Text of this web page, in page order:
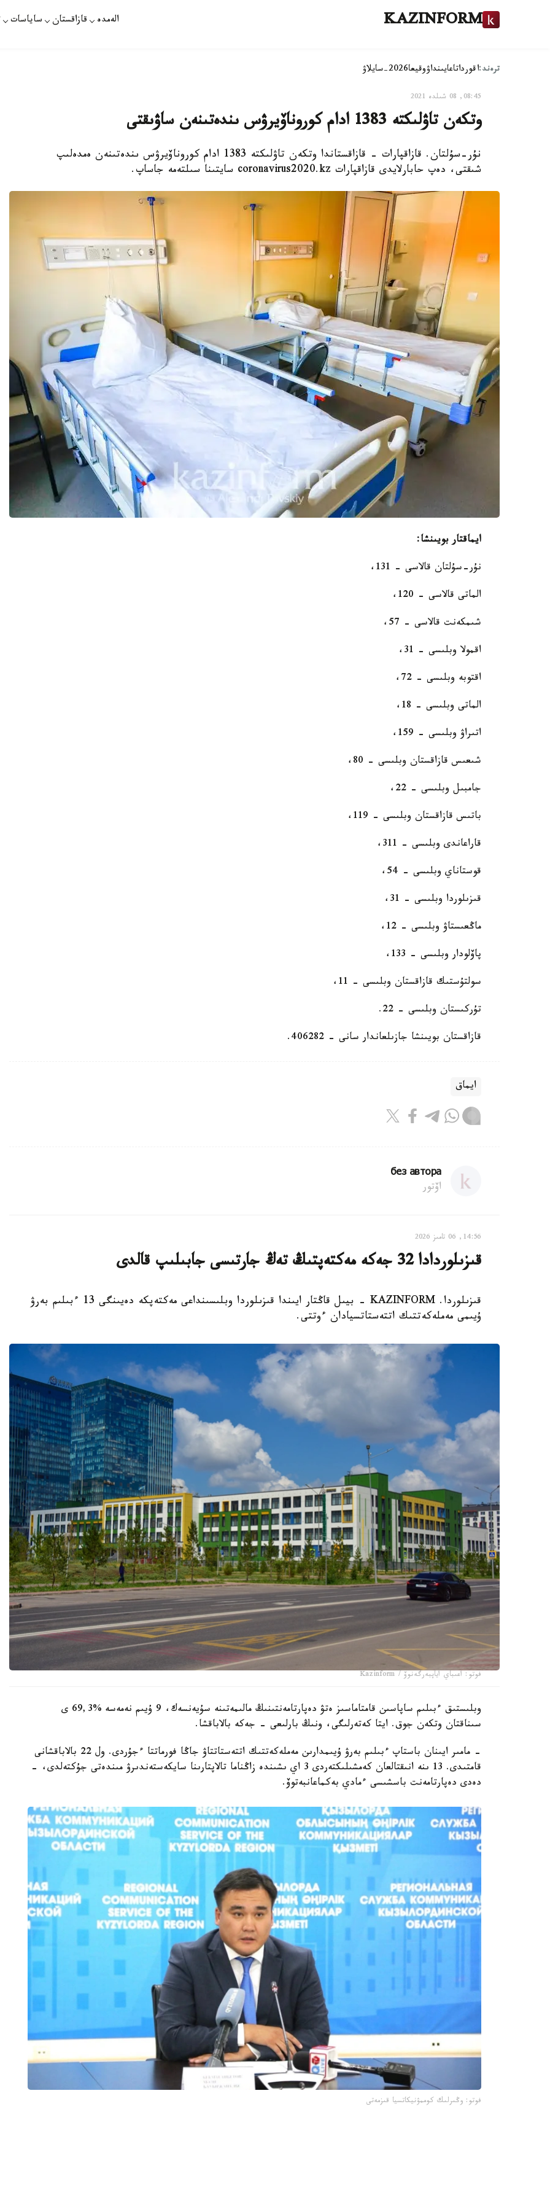
KAZINFORM الەمدە قازاقستان ساياسات
ترەند:اقورداتاعايىنداۋوقيعا2026-سايلاۋ
08:45, 08 شىلدە 2021
وتكەن تاۋلىكتە 1383 ادام كوروناۆيرۋس ىندەتىنەن ساۋىقتى
نۇر-سۇلتان. قازاقپارات - قازاقستاندا وتكەن تاۋلىكتە 1383 ادام كوروناۆيرۋس ىندەتىنەن ەمدەلىپ
شىقتى، دەپ حابارلايدى قازاقپارات coronavirus2020.kz سايتىنا سىلتەمە جاساپ.
ايماقتار بويىنشا:
نۇر-سۇلتان قالاسى - 131،
الماتى قالاسى - 120،
شىمكەنت قالاسى - 57،
اقمولا وبلىسى - 31،
اقتوبە وبلىسى - 72،
الماتى وبلىسى - 18،
اتىراۋ وبلىسى - 159،
شىعىس قازاقستان وبلىسى - 80،
جامبىل وبلىسى - 22،
باتىس قازاقستان وبلىسى - 119،
قاراعاندى وبلىسى - 311،
قوستاناي وبلىسى - 54،
قىزىلوردا وبلىسى - 31،
ماڭعىستاۋ وبلىسى - 12،
پاۆلودار وبلىسى - 133،
سولتۇستىك قازاقستان وبلىسى - 11،
تۇركىستان وبلىسى - 22.
قازاقستان بويىنشا جازىلعاندار سانى - 406282.
ايماق
без автора
اۆتور
14:56, 06 تامىز 2026
قىزىلوردادا 32 جەكە مەكتەپتىڭ تەڭ جارتىسى جابىلىپ قالدى
قىزىلوردا. KAZINFORM - بيىل قاڭتار ايىندا قىزىلوردا وبلىسىنداعى مەكتەپكە دەيىنگى 13 ءبىلىم بەرۋ
ۇيىمى مەملەكەتتىك اتتەستاتسيادان ءوتتى.
فوتو: اعىباي اياپبەرگەنوۆ / Kazinform
وبلىستىق ءبىلىم ساپاسىن قامتاماسىز ەتۋ دەپارتامەنتىنىڭ مالىمەتىنە سۇيەنسەك، 9 ۇيىم نەمەسە %69,3 ى
سىناقتان وتكەن جوق. ايتا كەتەرلىگى، ونىڭ بارلىعى - جەكە بالاباقشا.
- مامىر ايىنان باستاپ ءبىلىم بەرۋ ۇيىمدارىن مەملەكەتتىك اتتەستاتتاۋ جاڭا فورماتتا ءجۇردى. ول 22 بالاباقشانى
قامتىدى. 13 ىنە انىقتالعان كەمشىلىكتەردى 3 اي ىشىندە زاڭناما تالاپتارىنا سايكەستەندىرۋ مىندەتى جۇكتەلدى، -
دەدى دەپارتامەنت باسشىسى ءمادي بەكماعانبەتوۆ.
فوتو: وڭىرلىك كوممۋنيكاتسيا قىزمەتى